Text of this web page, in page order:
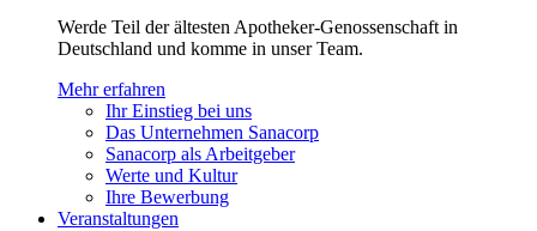
Werde Teil der ältesten Apotheker-Genossenschaft in
Deutschland und komme in unser Team.
Mehr erfahren
Ihr Einstieg bei uns
Das Unternehmen Sanacorp
Sanacorp als Arbeitgeber
Werte und Kultur
Ihre Bewerbung
Veranstaltungen